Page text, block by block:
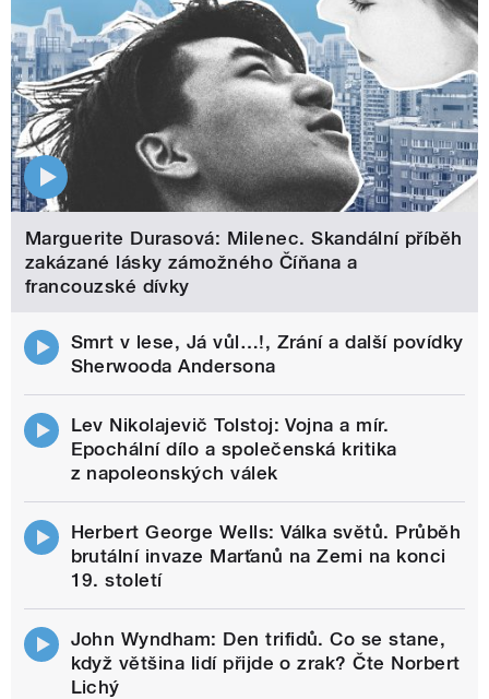
Marguerite Durasová: Milenec. Skandální příběh
zakázané lásky zámožného Číňana a
francouzské dívky
Smrt v lese, Já vůl…!, Zrání a další povídky
Sherwooda Andersona
Lev Nikolajevič Tolstoj: Vojna a mír.
Epochální dílo a společenská kritika
z napoleonských válek
Herbert George Wells: Válka světů. Průběh
brutální invaze Marťanů na Zemi na konci
19. století
John Wyndham: Den trifidů. Co se stane,
když většina lidí přijde o zrak? Čte Norbert
Lichý